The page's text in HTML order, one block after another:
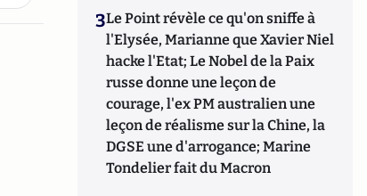
3Le Point révèle ce qu'on sniffe à
l'Elysée, Marianne que Xavier Niel
hacke l'Etat; Le Nobel de la Paix
russe donne une leçon de
courage, l'ex PM australien une
leçon de réalisme sur la Chine, la
DGSE une d'arrogance; Marine
Tondelier fait du Macron